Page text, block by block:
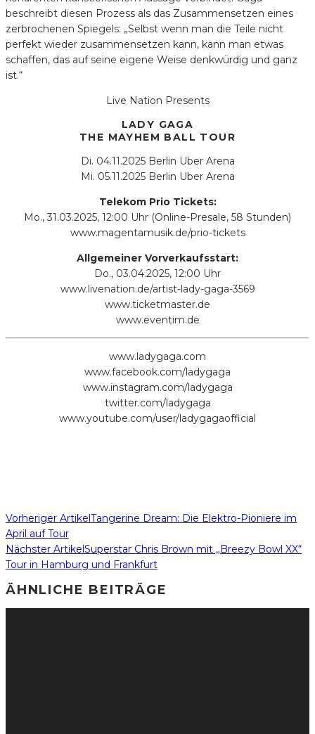
beschreibt diesen Prozess als das Zusammensetzen eines
zerbrochenen Spiegels: „Selbst wenn man die Teile nicht
perfekt wieder zusammensetzen kann, kann man etwas
schaffen, das auf seine eigene Weise denkwürdig und ganz
ist.“
Live Nation Presents
LADY GAGA
THE MAYHEM BALL TOUR
Di.​ 04.11.2025​ Berlin​​ Uber Arena
Mi.​ 05.11.2025​ Berlin​​ Uber Arena
Telekom Prio Tickets:
Mo., 31.03.2025, 12:00 Uhr (Online-Presale, 58 Stunden)
www.magentamusik.de/prio-tickets
Allgemeiner Vorverkaufsstart:
Do., 03.04.2025, 12:00 Uhr
www.livenation.de/artist-lady-gaga-3569
www.ticketmaster.de
www.eventim.de
www.ladygaga.com
www.facebook.com/ladygaga
www.instagram.com/ladygaga
twitter.com/ladygaga
www.youtube.com/user/ladygagaofficial
Vorheriger ArtikelTangerine Dream: Die Elektro-Pioniere im
April auf Tour
Nächster ArtikelSuperstar Chris Brown mit „Breezy Bowl XX“
Tour in Hamburg und Frankfurt
ÄHNLICHE BEITRÄGE